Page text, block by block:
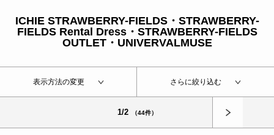
ICHIE STRAWBERRY-FIELDS・STRAWBERRY-
FIELDS Rental Dress・STRAWBERRY-FIELDS
OUTLET・UNIVERVALMUSE
表示方法の変更 さらに絞り込む
1/2 （44件）